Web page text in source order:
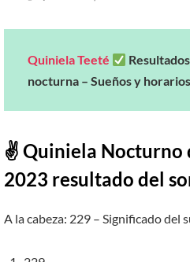
Quiniela Teeté
nocturna – Sueños y horarios
✌ Quiniela Nocturno
2023 resultado del
A la cabeza: 229 – Significado del